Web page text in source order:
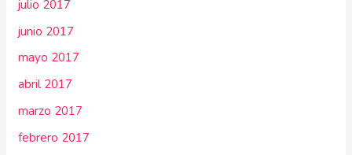
julio 2017
junio 2017
mayo 2017
abril 2017
marzo 2017
febrero 2017